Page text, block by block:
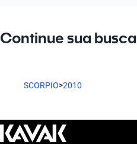
Continue sua busca
SCORPIO>2010